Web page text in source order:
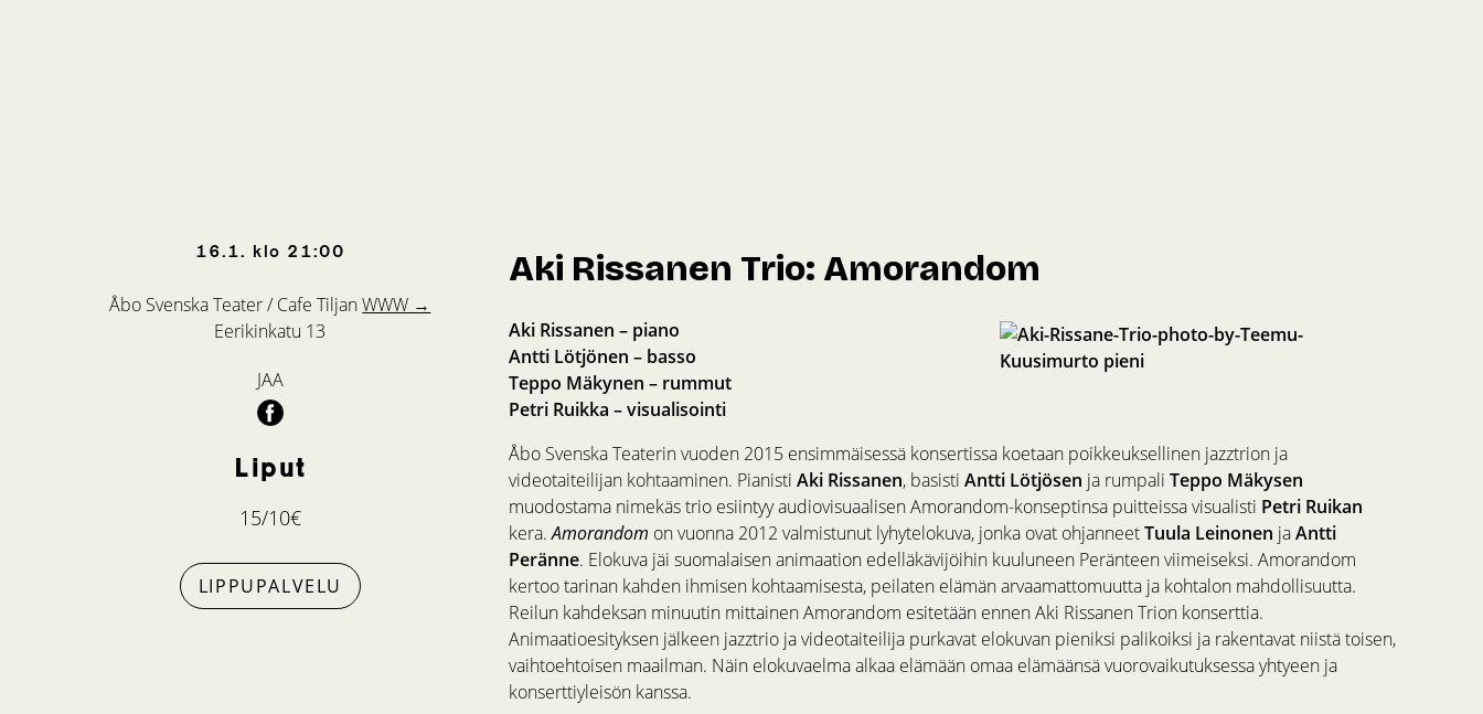
16.1. klo 21:00
Åbo Svenska Teater / Cafe TiljanWWW →
Eerikinkatu 13
JAA
Liput
15/10€
LIPPUPALVELU
Aki Rissanen Trio: Amorandom
Aki Rissanen – piano
Antti Lötjönen – basso
Teppo Mäkynen – rummut
Petri Ruikka – visualisointi
Åbo Svenska Teaterin vuoden 2015 ensimmäisessä konsertissa koetaan poikkeuksellinen jazztrion ja
videotaiteilijan kohtaaminen. Pianisti Aki Rissanen, basisti Antti Lötjösen ja rumpali Teppo Mäkysen
muodostama nimekäs trio esiintyy audiovisuaalisen Amorandom-konseptinsa puitteissa visualisti Petri Ruikan
kera.Amorandom on vuonna 2012 valmistunut lyhytelokuva, jonka ovat ohjanneetTuula Leinonen jaAntti
Peränne. Elokuva jäi suomalaisen animaation edelläkävijöihin kuuluneen Peränteen viimeiseksi. Amorandom
kertoo tarinan kahden ihmisen kohtaamisesta, peilaten elämän arvaamattomuutta ja kohtalon mahdollisuutta.
Reilun kahdeksan minuutin mittainen Amorandom esitetään ennen Aki Rissanen Trion konserttia.
Animaatioesityksen jälkeen jazztrio ja videotaiteilija purkavat elokuvan pieniksi palikoiksi ja rakentavat niistä toisen,
vaihtoehtoisen maailman. Näin elokuvaelma alkaa elämään omaa elämäänsä vuorovaikutuksessa yhtyeen ja
konserttiyleisön kanssa.